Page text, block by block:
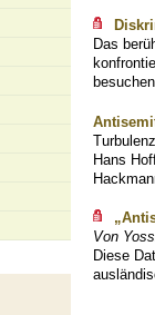
Das
Hans
Von
Diese